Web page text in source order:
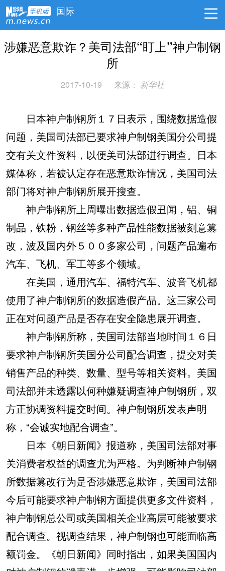
国际
涉嫌恶意欺诈？美司法部“盯上”神户制钢
所
2017-10-19 来源： 新华社
日本神户制钢所１７日表示，围绕数据造假
问题，美国司法部已要求神户制钢美国分公司提
交有关文件资料，以便美司法部进行调查。日本
媒体称，若被认定存在恶意欺诈情况，美国司法
部门将对神户制钢所展开搜查。
神户制钢所上周曝出数据造假丑闻，铝、铜
制品，铁粉，钢丝等多种产品性能数据被刻意篡
改，波及国内外５００多家公司，问题产品遍布
汽车、飞机、军工等多个领域。
在美国，通用汽车、福特汽车、波音飞机都
使用了神户制钢所的数据造假产品。这三家公司
正在对问题产品是否存在安全隐患展开调查。
神户制钢所称，美国司法部当地时间１６日
要求神户制钢所美国分公司配合调查，提交对美
销售产品的种类、数量、型号等相关资料。美国
司法部并未透露以何种嫌疑调查神户制钢所，双
方正协调资料提交时间。神户制钢所发表声明
称，“会诚实地配合调查”。
日本《朝日新闻》报道称，美国司法部对事
关消费者权益的调查尤为严格。为判断神户制钢
所数据篡改行为是否涉嫌恶意欺诈，美国司法部
今后可能要求神户制钢方面提供更多文件资料，
神户制钢总公司或美国相关企业高层可能被要求
配合调查。视调查结果，神户制钢也可能面临高
额罚金。《朝日新闻》同时指出，如果美国国内